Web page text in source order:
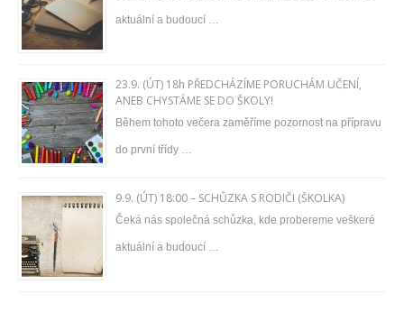
aktuální a budoucí …
23.9. (ÚT) 18h PŘEDCHÁZÍME PORUCHÁM UČENÍ,
ANEB CHYSTÁME SE DO ŠKOLY!
Během tohoto večera zaměříme pozornost na přípravu
do první třídy …
9.9. (ÚT) 18:00 – SCHŮZKA S RODIČI (ŠKOLKA)
Čeká nás společná schůzka, kde probereme veškeré
aktuální a budoucí …